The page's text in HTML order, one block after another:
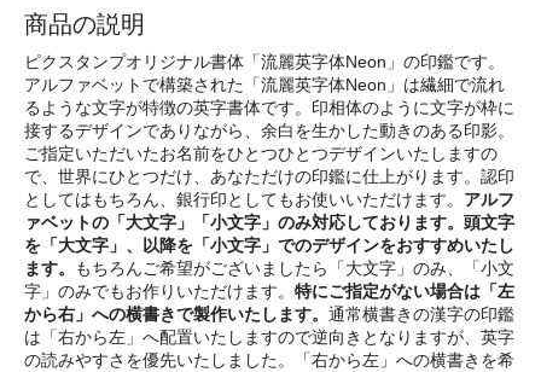
商品の説明
ピクスタンプオリジナル書体「流麗英字体Neon」の印鑑です。
アルファベットで構築された「流麗英字体Neon」は繊細で流れ
るような文字が特徴の英字書体です。印相体のように文字が枠に
接するデザインでありながら、余白を生かした動きのある印影。
ご指定いただいたお名前をひとつひとつデザインいたしますの
で、世界にひとつだけ、あなただけの印鑑に仕上がります。認印
としてはもちろん、銀行印としてもお使いいただけます。 アルフ
ァベットの「大文字」「小文字」のみ対応しております。頭文字
を「大文字」、以降を「小文字」でのデザインをおすすめいたし
ます。
もちろんご希望がございましたら「大文字」のみ、「小文
字」のみでもお作りいただけます。 特にご指定がない場合は「左
から右」への横書きで製作いたします。 通常横書きの漢字の印鑑
は「右から左」へ配置いたしますので逆向きとなりますが、英字
の読みやすさを優先いたしました。「右から左」への横書きを希